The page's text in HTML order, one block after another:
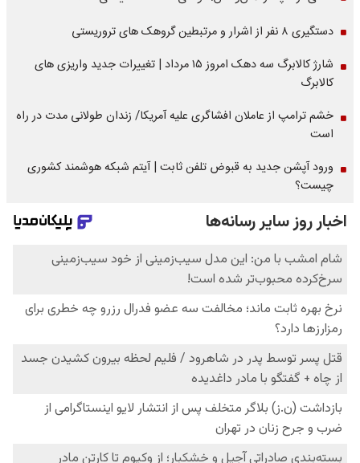
دستگیری ۸ نفر از اشرار و مرتبطین گروهک های تروریستی
شارژ کالابرگ سه دهک امروز ۱۵ مرداد | تغییرات جدید واریزی های
کالابرگ
خشم ترامپ از عاملان افشاگری‌ علیه آمریکا/ زندان طولانی مدت در راه
است
ورود آپشن جدید به قبوض تلفن ثابت | آیتم شبکه هوشمند کشوری
چیست؟